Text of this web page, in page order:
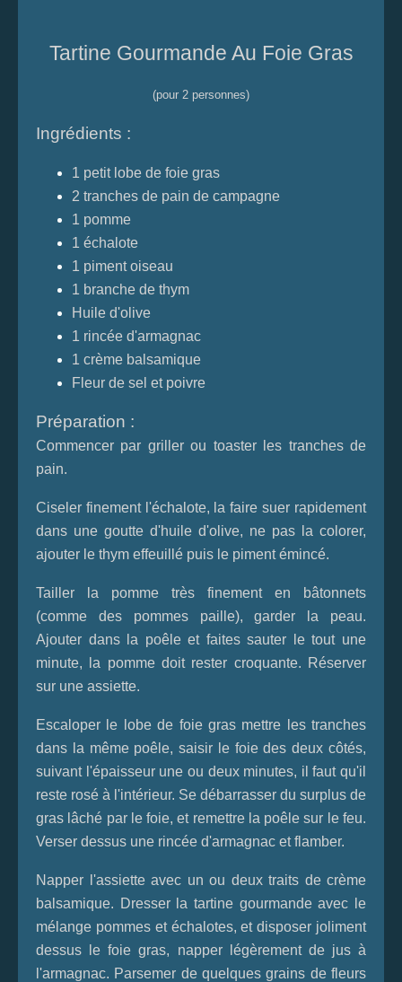
Tartine Gourmande Au Foie Gras
(pour 2 personnes)
Ingrédients :
1 petit lobe de foie gras
2 tranches de pain de campagne
1 pomme
1 échalote
1 piment oiseau
1 branche de thym
Huile d'olive
1 rincée d'armagnac
1 crème balsamique
Fleur de sel et poivre
Préparation :
Commencer par griller ou toaster les tranches de
pain.
Ciseler finement l'échalote, la faire suer rapidement
dans une goutte d'huile d'olive, ne pas la colorer,
ajouter le thym effeuillé puis le piment émincé.
Tailler la pomme très finement en bâtonnets
(comme des pommes paille), garder la peau.
Ajouter dans la poêle et faites sauter le tout une
minute, la pomme doit rester croquante. Réserver
sur une assiette.
Escaloper le lobe de foie gras mettre les tranches
dans la même poêle, saisir le foie des deux côtés,
suivant l'épaisseur une ou deux minutes, il faut qu'il
reste rosé à l'intérieur. Se débarrasser du surplus de
gras lâché par le foie, et remettre la poêle sur le feu.
Verser dessus une rincée d'armagnac et flamber.
Napper l'assiette avec un ou deux traits de crème
balsamique. Dresser la tartine gourmande avec le
mélange pommes et échalotes, et disposer joliment
dessus le foie gras, napper légèrement de jus à
l'armagnac. Parsemer de quelques grains de fleurs